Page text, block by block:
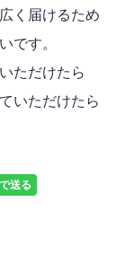
く届けるため
です。
ただけたら
いただけたら
送る